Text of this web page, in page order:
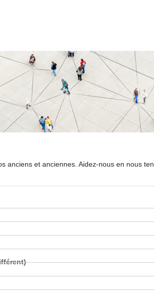
anciens et anciennes. Aidez-nous en nous